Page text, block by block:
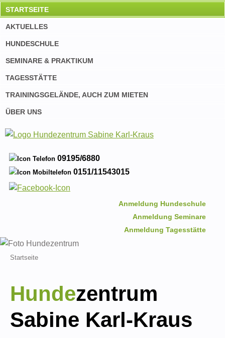
STARTSEITE
AKTUELLES
HUNDESCHULE
SEMINARE & PRAKTIKUM
TAGESSTÄTTE
TRAININGSGELÄNDE, AUCH ZUM MIETEN
ÜBER UNS
09195/6880
0151/11543015
Anmeldung Hundeschule
Anmeldung Seminare
Anmeldung Tagesstätte
Startseite
Hundezentrum
Sabine Karl-Kraus